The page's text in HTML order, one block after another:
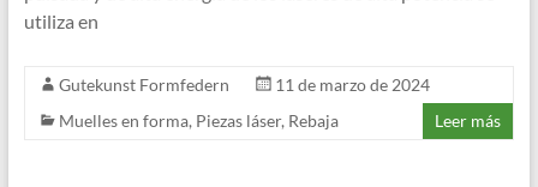
utiliza en
Gutekunst Formfedern
11 de marzo de 2024
Muelles en forma, Piezas láser, Rebaja Leer más